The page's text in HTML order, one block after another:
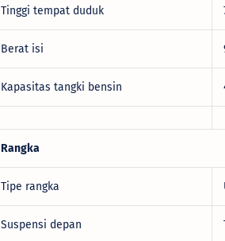
Tinggi tempat duduk
Berat isi
Kapasitas tangki bensin
Rangka
Tipe rangka
Suspensi depan